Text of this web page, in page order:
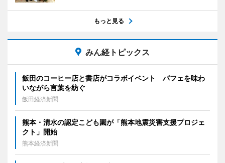
もっと見る
みん経トピックス
飯田のコーヒー店と書店がコラボイベント パフェを味わ
いながら言葉を紡ぐ
飯田経済新聞
熊本・清水の認定こども園が「熊本地震災害支援プロジェ
クト」開始
熊本経済新聞